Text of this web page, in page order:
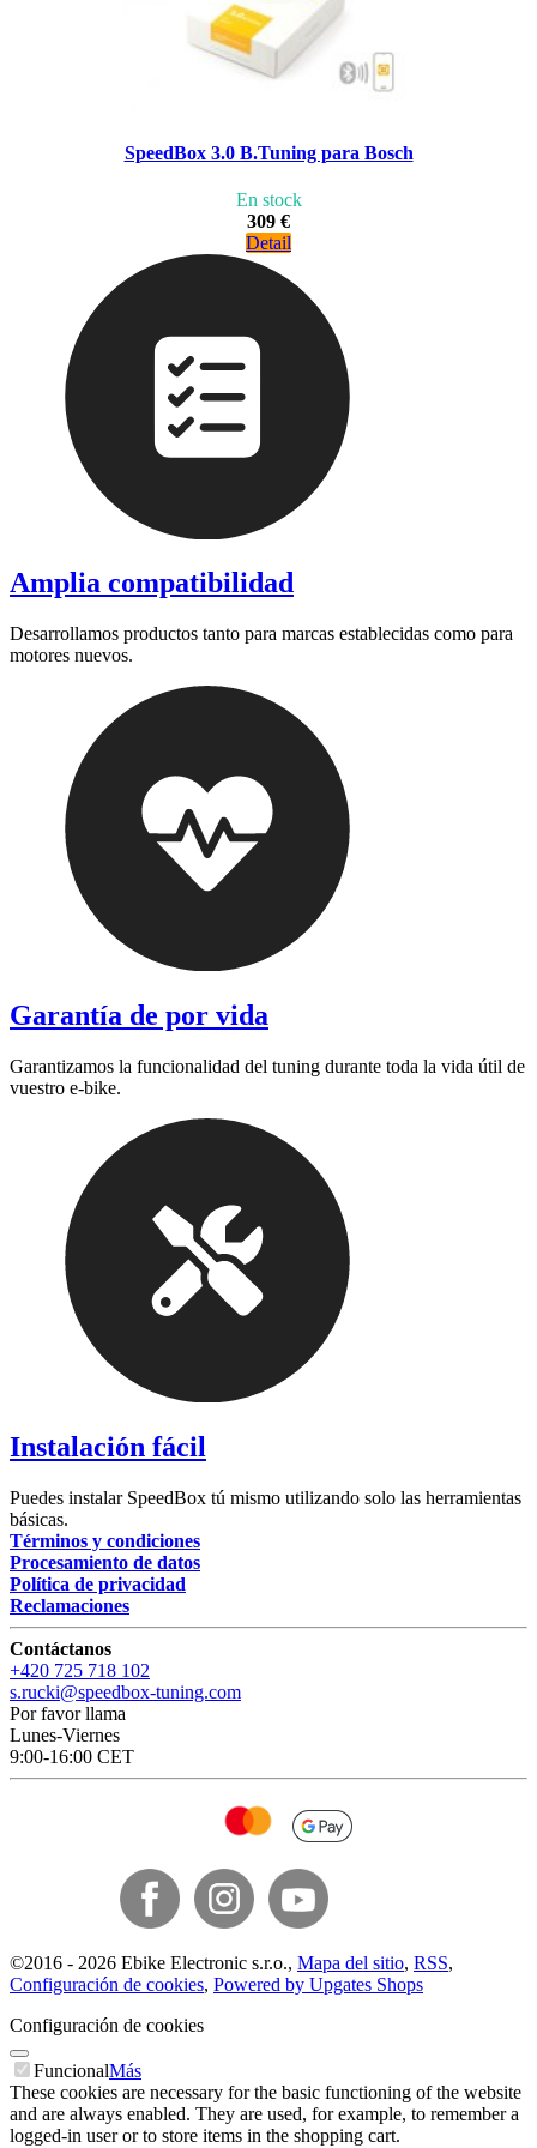
SpeedBox 3.0 B.Tuning para Bosch
En stock
309 €
Detail
Amplia compatibilidad
Desarrollamos productos tanto para marcas establecidas como para
motores nuevos.
Garantía de por vida
Garantizamos la funcionalidad del tuning durante toda la vida útil de
vuestro e-bike.
Instalación fácil
Puedes instalar SpeedBox tú mismo utilizando solo las herramientas
básicas.
Términos y condiciones
Procesamiento de datos
Política de privacidad
Reclamaciones
Contáctanos
+420 725 718 102
s.rucki@speedbox-tuning.com
Por favor llama
Lunes-Viernes
9:00-16:00 CET
©2016 - 2026 Ebike Electronic s.r.o., Mapa del sitio, RSS,
Configuración de cookies, Powered by Upgates Shops
Configuración de cookies
FuncionalMás
These cookies are necessary for the basic functioning of the website
and are always enabled. They are used, for example, to remember a
logged-in user or to store items in the shopping cart.